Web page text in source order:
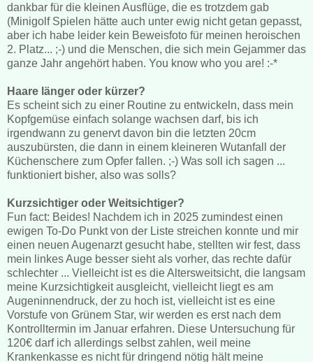
dankbar für die kleinen Ausflüge, die es trotzdem gab
(Minigolf Spielen hätte auch unter ewig nicht getan gepasst,
aber ich habe leider kein Beweisfoto für meinen heroischen
2. Platz... ;-) und die Menschen, die sich mein Gejammer das
ganze Jahr angehört haben. You know who you are! :-*
Haare länger oder kürzer?
Es scheint sich zu einer Routine zu entwickeln, dass mein
Kopfgemüse einfach solange wachsen darf, bis ich
irgendwann zu genervt davon bin die letzten 20cm
auszubürsten, die dann in einem kleineren Wutanfall der
Küchenschere zum Opfer fallen. ;-) Was soll ich sagen ...
funktioniert bisher, also was solls?
Kurzsichtiger oder Weitsichtiger?
Fun fact: Beides! Nachdem ich in 2025 zumindest einen
ewigen To-Do Punkt von der Liste streichen konnte und mir
einen neuen Augenarzt gesucht habe, stellten wir fest, dass
mein linkes Auge besser sieht als vorher, das rechte dafür
schlechter ... Vielleicht ist es die Altersweitsicht, die langsam
meine Kurzsichtigkeit ausgleicht, vielleicht liegt es am
Augeninnendruck, der zu hoch ist, vielleicht ist es eine
Vorstufe von Grünem Star, wir werden es erst nach dem
Kontrolltermin im Januar erfahren. Diese Untersuchung für
120€ darf ich allerdings selbst zahlen, weil meine
Krankenkasse es nicht für dringend nötig hält meine